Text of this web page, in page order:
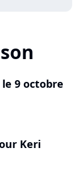
9 octobre
Keri